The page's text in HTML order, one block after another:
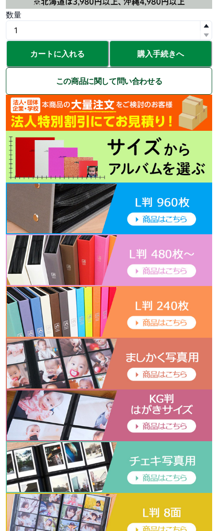
数量
カートに入れる 購入手続きへ
この商品に関して問い合わせる